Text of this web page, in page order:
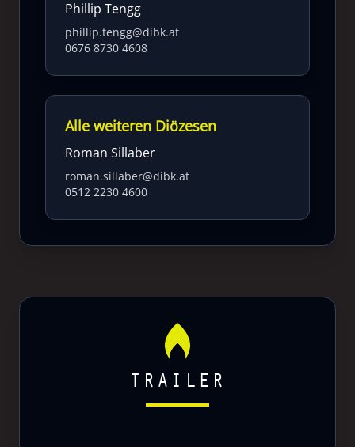
Phillip Tengg
phillip.tengg@dibk.at
0676 8730 4608
Alle weiteren Diözesen
Roman Sillaber
roman.sillaber@dibk.at
0512 2230 4600
TRAILER